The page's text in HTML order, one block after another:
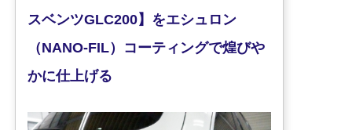
スベンツGLC200】をエシュロン
（NANO-FIL）コーティングで煌びや
かに仕上げる